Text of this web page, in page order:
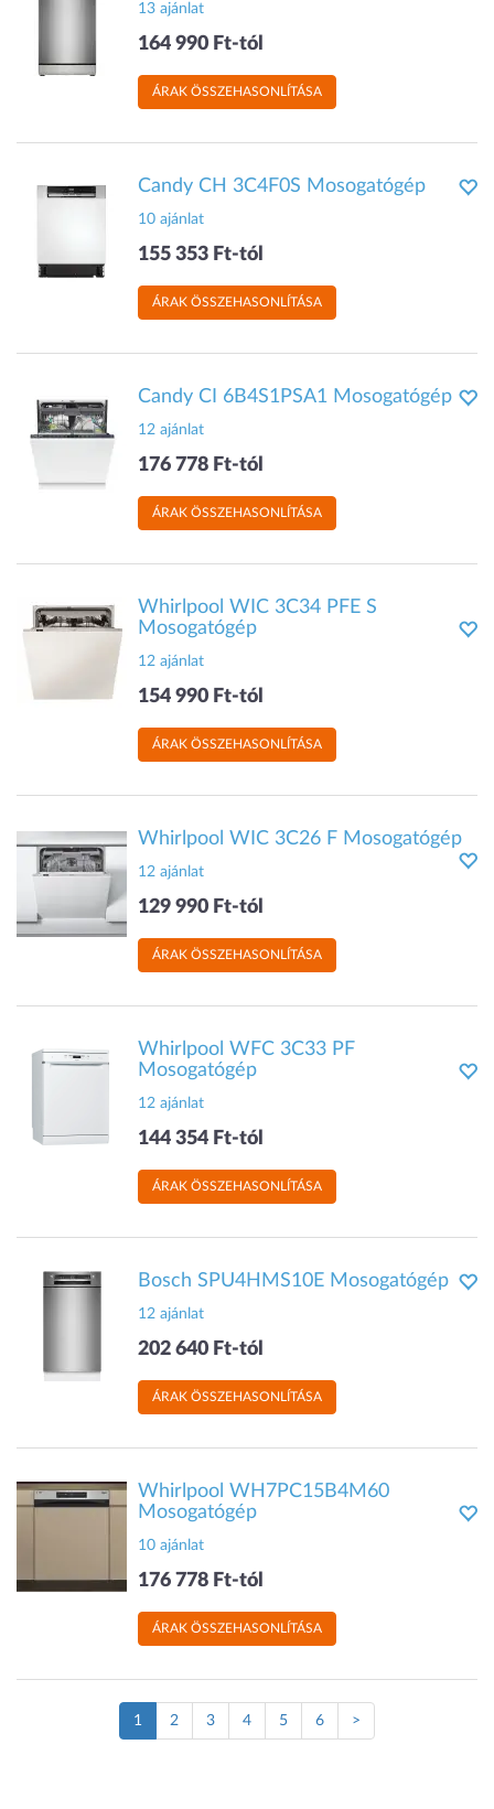
13 ajánlat
164 990 Ft-tól
ÁRAK ÖSSZEHASONLÍTÁSA
Candy CH 3C4F0S Mosogatógép
10 ajánlat
155 353 Ft-tól
ÁRAK ÖSSZEHASONLÍTÁSA
Candy CI 6B4S1PSA1 Mosogatógép
12 ajánlat
176 778 Ft-tól
ÁRAK ÖSSZEHASONLÍTÁSA
Whirlpool WIC 3C34 PFE S
Mosogatógép
12 ajánlat
154 990 Ft-tól
ÁRAK ÖSSZEHASONLÍTÁSA
Whirlpool WIC 3C26 F Mosogatógép
12 ajánlat
129 990 Ft-tól
ÁRAK ÖSSZEHASONLÍTÁSA
Whirlpool WFC 3C33 PF
Mosogatógép
12 ajánlat
144 354 Ft-tól
ÁRAK ÖSSZEHASONLÍTÁSA
Bosch SPU4HMS10E Mosogatógép
12 ajánlat
202 640 Ft-tól
ÁRAK ÖSSZEHASONLÍTÁSA
Whirlpool WH7PC15B4M60
Mosogatógép
10 ajánlat
176 778 Ft-tól
ÁRAK ÖSSZEHASONLÍTÁSA
1 (Jelenlegi
oldal)
2 3 4 5 6 >